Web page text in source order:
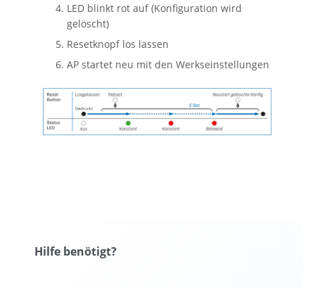
LED blinkt rot auf (Konfiguration wird
gelöscht)
Resetknopf los lassen
AP startet neu mit den Werkseinstellungen
Hilfe benötigt?